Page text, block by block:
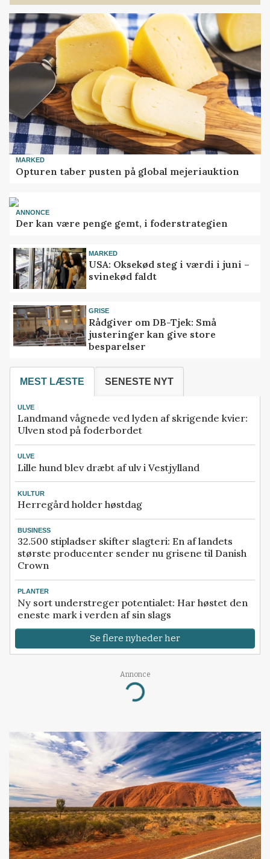
MARKED
Opturen taber pusten på global mejeriauktion
ANNONCE
Der kan være penge gemt, i foderstrategien
MARKED
USA: Oksekød steg i værdi i juni –
svinekød faldt
GRISE
Rådgiver om DB-Tjek: Små
justeringer kan give store
besparelser
MEST LÆSTE SENESTE NYT
ULVE
Landmand vågnede ved lyden af skrigende kvier:
Ulven stod på foderbordet
ULVE
Lille hund blev dræbt af ulv i Vestjylland
KULTUR
Herregård holder høstdag
BUSINESS
32.500 stipladser skifter slagteri: En af landets
største producenter sender nu grisene til Danish
Crown
PLANTER
Ny sort understreger potentialet: Har høstet den
eneste mark i verden af sin slags
Se flere nyheder her
Annonce
Loading...